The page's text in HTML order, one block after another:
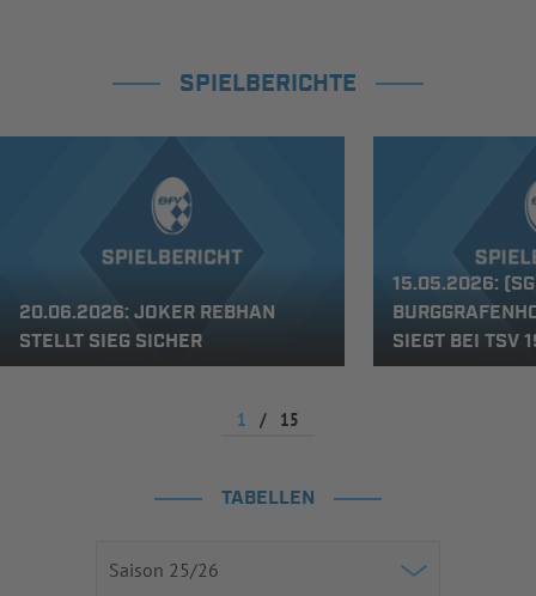
SPIELBERICHTE
20.06.2026: JOKER REBHAN
STELLT SIEG SICHER
15.05.2026:
SIEGT BEI TSV
1 / 15
TABELLEN